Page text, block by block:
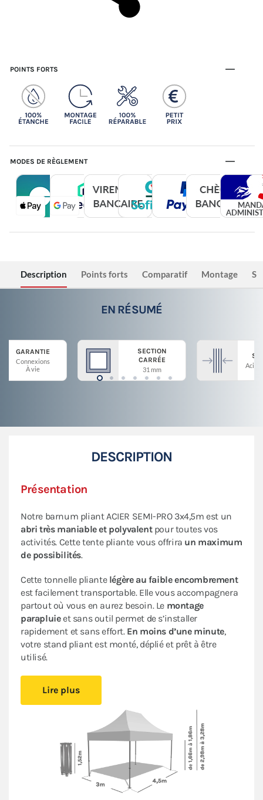
POINTS FORTS
MODES DE RÈGLEMENT
Description Points forts Comparatif Montage
EN RÉSUMÉ
GARANTIE
Connexions
À vie
SECTION
CARRÉE
31 mm
Acier
DESCRIPTION
Présentation
Notre barnum pliant ACIER SEMI-PRO 3x4,5m est un
abri très maniable et polyvalentpour toutes vos
activités. Cette tente pliante vous offrira un maximum
de possibilités.
Cette tonnelle pliante légère au faible encombrement
est facilement transportable. Elle vous accompagnera
partout où vous en aurez besoin. Le montage
parapluieet sans outil permet de s’installer
rapidement et sans effort. En moins d’une minute,
votre stand pliant est monté, déplié et prêt à être
utilisé.
320gr/m² est renforcée au niveau des angles. Elle est
complètement étanche
. L’armature en acier dotée
d’une peinture antirouille garantit sa durabilité pour
utilisation occasionnelle à régulière .
Ce stand pliant est polyvalent
tarif très
abordable pour les particuliers et les professionnels
pack de 4 bâches latérales
Lire plus